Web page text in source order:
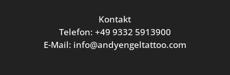
Kontakt
Telefon: +49 9332 5913900
E-Mail: info@andyengeltattoo.com